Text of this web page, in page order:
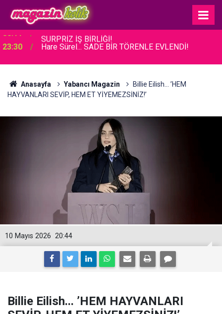
23:30 Hare Sürel... SADE BİR TÖRENLE EVLENDİ!
Anasayfa Yabancı Magazin
Billie Eilish... ’HEM
HAYVANLARI SEVİP, HEM ET YİYEMEZSİNİZ!’
20:44
10 Mayıs 2026
Billie Eilish... ’HEM HAYVANLARI